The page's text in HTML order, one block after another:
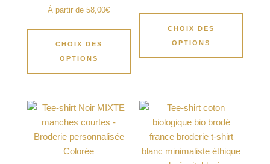
À partir de58,00€
CHOIX DES
OPTIONS
CHOIX DES
OPTIONS